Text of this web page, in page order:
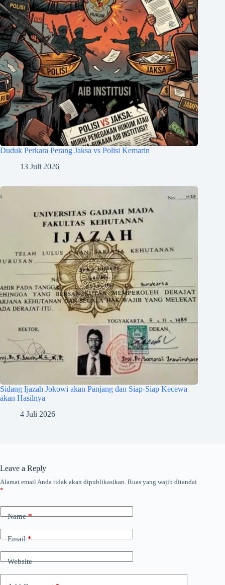
Duduk Perkara Perang Jaksa vs Polisi Kemarin
13 Juli 2026
Sidang Ijazah Jokowi akan Panjang dan Siap-Siap Kecewa
akan Hasilnya
4 Juli 2026
Leave a Reply
Alamat email Anda tidak akan dipublikasikan. Ruas yang wajib ditandai
*
Name*
Email*
Website